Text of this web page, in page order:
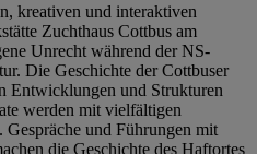
kreativen und interaktiven
Zuchthaus Cottbus am
Unrecht während der NS-
Die Geschichte der Cottbuser
Entwicklungen und Strukturen
werden mit vielfältigen
und Führungen mit
die Geschichte des Haftortes